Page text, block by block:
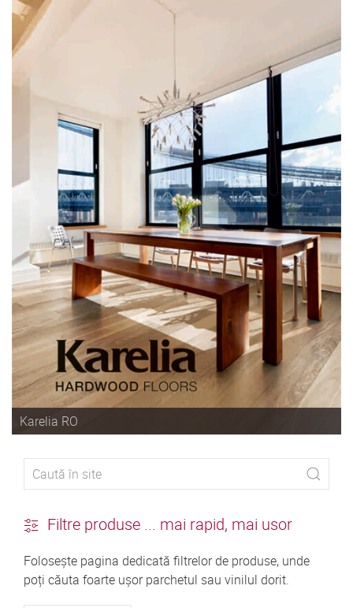
Karelia RO
Filtre produse ... mai rapid, mai usor
Folosește pagina dedicată filtrelor de produse, unde
poți căuta foarte ușor parchetul sau vinilul dorit.